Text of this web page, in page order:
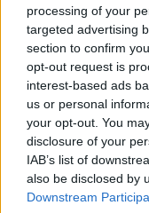
processing of your
targeted advertising
section to confirm
opt-out request is
interest-based ads
us or personal
your opt-out. You
disclosure of your
IAB’s list of
also be disclosed by
Downstream
SuperMario è
Emmanuel
uomo di Stato
Usa, dove Joe
Covid, è
Bianca: «Gli
questioni
però che gli
sostengono il
italiano. E ha